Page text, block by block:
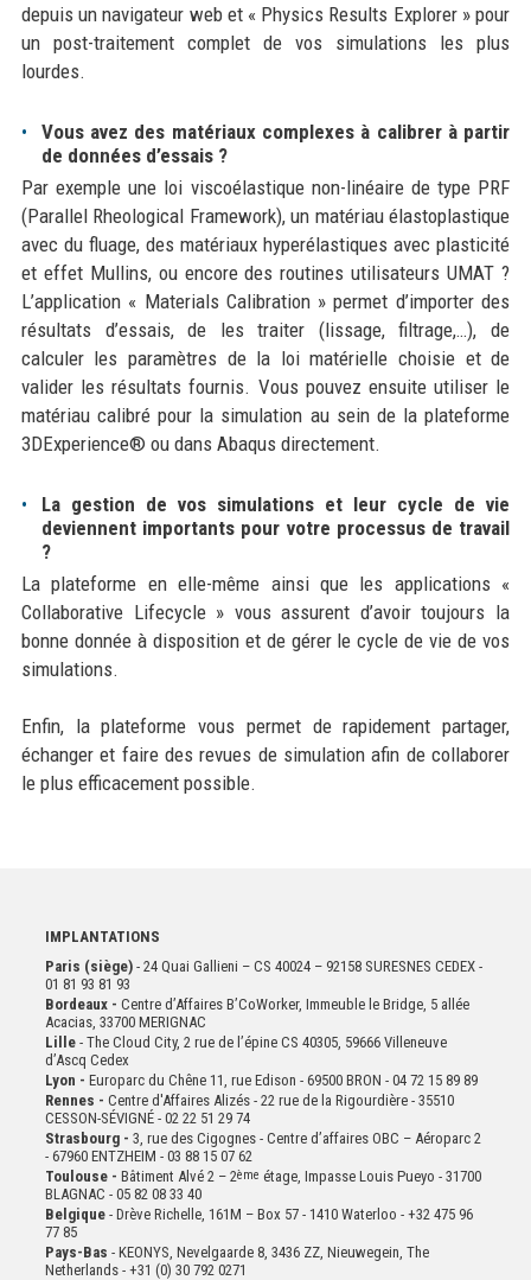
depuis un navigateur web et « Physics Results Explorer » pour
un post-traitement complet de vos simulations les plus
lourdes.
Vous avez des matériaux complexes à calibrer à partir
de données d’essais ?
Par exemple une loi viscoélastique non-linéaire de type PRF
(Parallel Rheological Framework), un matériau élastoplastique
avec du fluage, des matériaux hyperélastiques avec plasticité
et effet Mullins, ou encore des routines utilisateurs UMAT ?
L’application « Materials Calibration » permet d’importer des
résultats d’essais, de les traiter (lissage, filtrage,…), de
calculer les paramètres de la loi matérielle choisie et de
valider les résultats fournis. Vous pouvez ensuite utiliser le
matériau calibré pour la simulation au sein de la plateforme
3DExperience® ou dans Abaqus directement.
La gestion de vos simulations et leur cycle de vie
deviennent importants pour votre processus de travail
?
La plateforme en elle-même ainsi que les applications «
Collaborative Lifecycle » vous assurent d’avoir toujours la
bonne donnée à disposition et de gérer le cycle de vie de vos
simulations.
Enfin, la plateforme vous permet de rapidement partager,
échanger et faire des revues de simulation afin de collaborer
le plus efficacement possible.
IMPLANTATIONS
Paris (siège) - 24 Quai Gallieni – CS 40024 – 92158 SURESNES CEDEX -
01 81 93 81 93
Bordeaux - Centre d’Affaires B’CoWorker, Immeuble le Bridge, 5 allée
Acacias, 33700 MERIGNAC
Lille- The Cloud City, 2 rue de l’épine CS 40305, 59666 Villeneuve
d’Ascq Cedex
Lyon - Europarc du Chêne 11, rue Edison - 69500 BRON - 04 72 15 89 89
Rennes - Centre d'Affaires Alizés - 22 rue de la Rigourdière - 35510
CESSON-SÉVIGNÉ - 02 22 51 29 74
Strasbourg - 3, rue des Cigognes - Centre d’affaires OBC – Aéroparc 2
- 67960 ENTZHEIM - 03 88 15 07 62
Toulouse - Bâtiment Alvé 2 – 2ème étage, Impasse Louis Pueyo - 31700
BLAGNAC - 05 82 08 33 40
Belgique- Drève Richelle, 161M – Box 57 - 1410 Waterloo - +32 475 96
77 85
Pays-Bas - KEONYS, Nevelgaarde 8, 3436 ZZ, Nieuwegein, The
Netherlands - +31 (0) 30 792 0271